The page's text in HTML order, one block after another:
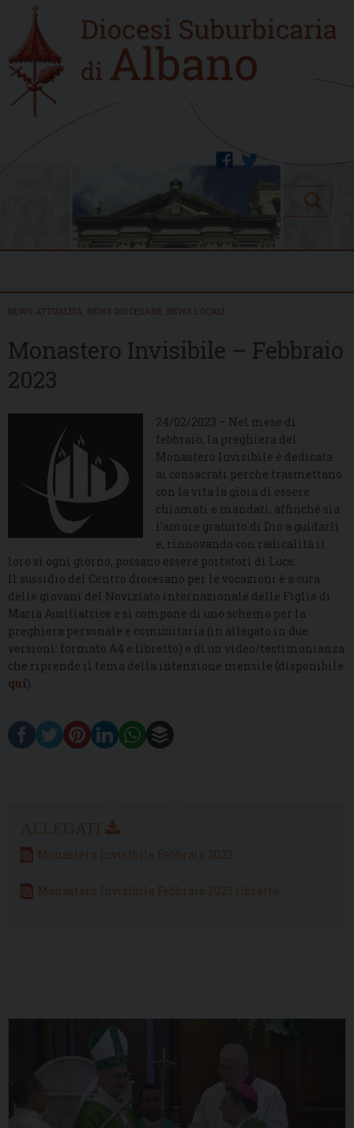
content
Home
new
twitter
facebook
Search
NEWS ATTUALITÀ NEWS DIOCESANE NEWS LOCALI
Monastero Invisibile – Febbraio
2023
24/02/2023 – Nel mese di
febbraio, la preghiera del
Monastero Invisibile è dedicata
ai consacrati perché trasmettano
con la vita la gioia di essere
chiamati e mandati, affinché sia
l’amore gratuito di Dio a guidarli
e, rinnovando con radicalità il
loro sì ogni giorno, possano essere portatori di Luce.
Il sussidio del Centro diocesano per le vocazioni è a cura
delle giovani del Noviziato internazionale delle Figlie di
Maria Ausiliatrice e si compone di uno schema per la
preghiera personale e comunitaria (in allegato in due
versioni: formato A4 e libretto) e di un video/testimonianza
che riprende il tema della intenzione mensile (disponibile
qui).
Monastero Invisibile Febbraio 2023
Monastero Invisibile Febbraio 2023 libretto